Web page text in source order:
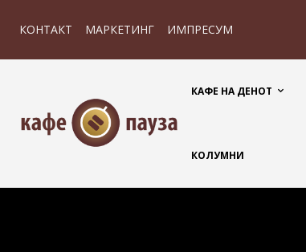
КОНТАКТ МАРКЕТИНГ ИМПРЕСУМ
КАФЕ НА ДЕНОТ
КОЛУМНИ